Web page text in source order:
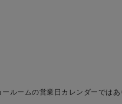
ールームの営業日カレンダーではあ